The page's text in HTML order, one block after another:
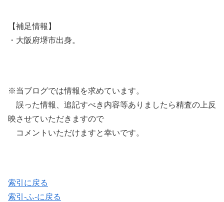
【補足情報】
・大阪府堺市出身。
※当ブログでは情報を求めています。
誤った情報、追記すべき内容等ありましたら精査の上反
映させていただきますので
コメントいただけますと幸いです。
索引に戻る
索引-ふ-に戻る